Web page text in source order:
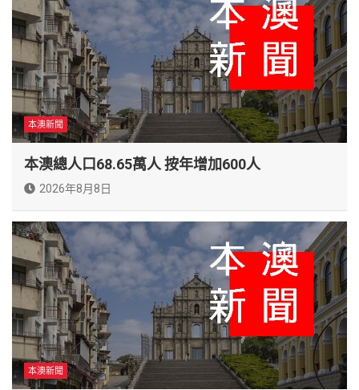
本澳新聞
本澳總人口68.65萬人 按年增加600人
2026年8月8日
本澳新聞